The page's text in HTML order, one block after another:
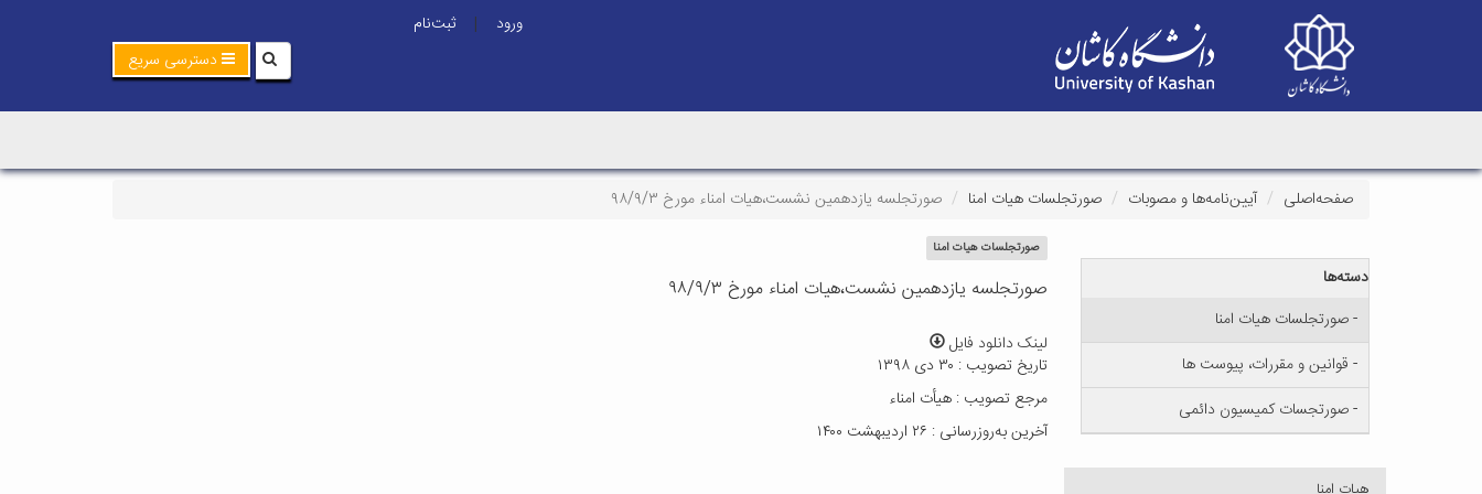
ورود |
ثبت‌نام
دسترسی سریع
صفحه‌اصلی آیین‌نامه‌ها و مصوبات صورتجلسات هیات امنا صورتجلسه یازدهمین نشست،هیات امناء مورخ ۹۸/۹/۳
صورتجلسات هیات امنا
صورتجلسه یازدهمین نشست،هیات امناء مورخ ۹۸/۹/۳
لینک دانلود فایل
تاریخ تصویب : ۳۰ دی ۱۳۹۸
مرجع تصویب : هیأت امناء
آخرین به‌روزرسانی : ۲۶ اردیبهشت ۱۴۰۰
دسته‌ها
- صورتجلسات هیات امنا
- قوانین و مقررات، پیوست ها
- صورتجسات کمیسیون دائمی